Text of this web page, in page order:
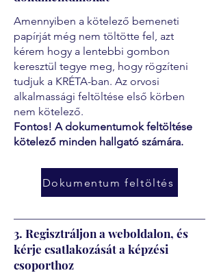
Amennyiben a kötelező bemeneti
papírját még nem töltötte fel, azt
kérem hogy a lentebbi gombon
keresztül tegye meg, hogy rögzíteni
tudjuk a KRÉTA-ban. Az orvosi
alkalmassági feltöltése első körben
nem kötelező.
Fontos! A dokumentumok feltöltése
kötelező minden hallgató számára.
Dokumentum feltöltés
3. Regisztráljon a weboldalon, és
kérje csatlakozását a képzési
csoporthoz